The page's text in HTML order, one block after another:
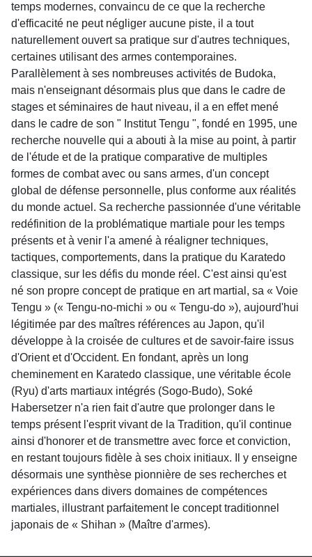
temps modernes, convaincu de ce que la recherche
d'efficacité ne peut négliger aucune piste, il a tout
naturellement ouvert sa pratique sur d'autres techniques,
certaines utilisant des armes contemporaines.
Parallèlement à ses nombreuses activités de Budoka,
mais n'enseignant désormais plus que dans le cadre de
stages et séminaires de haut niveau, il a en effet mené
dans le cadre de son " Institut Tengu ", fondé en 1995, une
recherche nouvelle qui a abouti à la mise au point, à partir
de l'étude et de la pratique comparative de multiples
formes de combat avec ou sans armes, d'un concept
global de défense personnelle, plus conforme aux réalités
du monde actuel. Sa recherche passionnée d'une véritable
redéfinition de la problématique martiale pour les temps
présents et à venir l'a amené à réaligner techniques,
tactiques, comportements, dans la pratique du Karatedo
classique, sur les défis du monde réel. C'est ainsi qu'est
né son propre concept de pratique en art martial, sa « Voie
Tengu » (« Tengu-no-michi » ou « Tengu-do »), aujourd'hui
légitimée par des maîtres références au Japon, qu'il
développe à la croisée de cultures et de savoir-faire issus
d'Orient et d'Occident. En fondant, après un long
cheminement en Karatedo classique, une véritable école
(Ryu) d'arts martiaux intégrés (Sogo-Budo), Soké
Habersetzer n'a rien fait d'autre que prolonger dans le
temps présent l'esprit vivant de la Tradition, qu'il continue
ainsi d'honorer et de transmettre avec force et conviction,
en restant toujours fidèle à ses choix initiaux. Il y enseigne
désormais une synthèse pionnière de ses recherches et
expériences dans divers domaines de compétences
martiales, illustrant parfaitement le concept traditionnel
japonais de « Shihan » (Maître d'armes).